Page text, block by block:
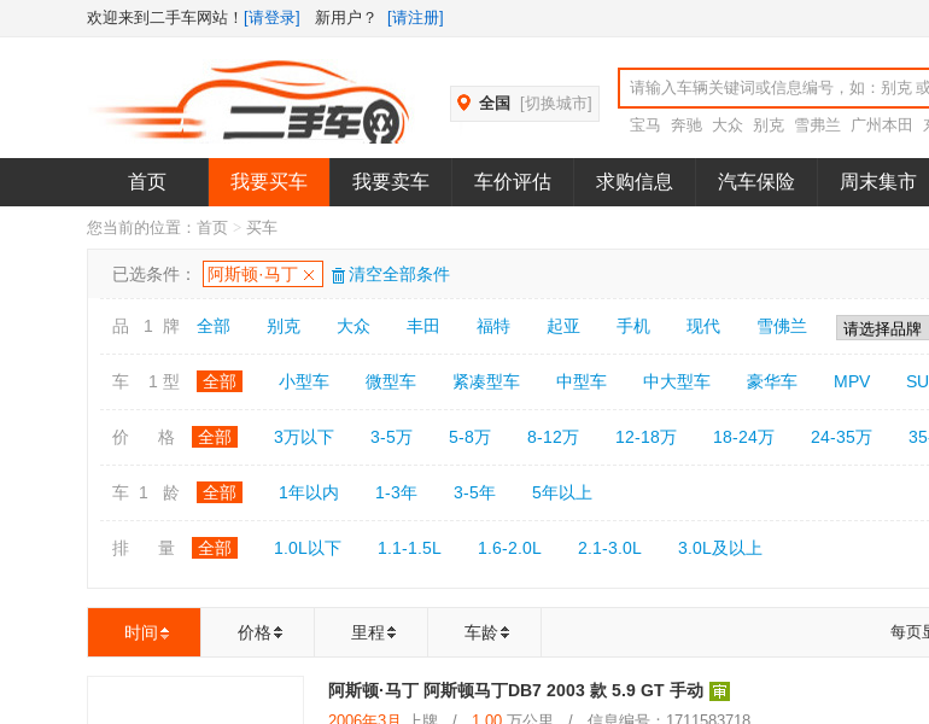
欢迎来到二手车网站！ [请登录] 新用户？ [请注册]
全国
[切换城市]
宝马 奔驰 大众 别克 雪弗兰 广州本田
首页 我要买车 我要卖车 车价评估 求购信息 汽车保险 周末集市
您当前的位置： 首页 > 买车
已选条件： 阿斯顿·马丁 清空全部条件
品 1 牌 全部 别克 大众 丰田 福特 起亚 手机 现代 雪佛兰
车 1 型 全部 小型车 微型车 紧凑型车 中型车 中大型车 豪华车 MPV
价 格 全部 3万以下 3-5万 5-8万 8-12万 12-18万 18-24万 24-35万
车 1 龄 全部 1年以内 1-3年 3-5年 5年以上
排 量 全部 1.0L以下 1.1-1.5L 1.6-2.0L 2.1-3.0L 3.0L及以上
时间 价格 里程 车龄 每页
阿斯顿·马丁 阿斯顿马丁DB7 2003 款 5.9 GT 手动